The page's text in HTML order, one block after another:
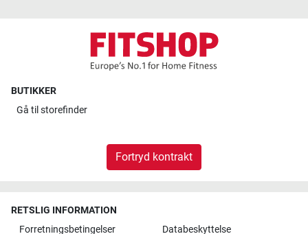
BUTIKKER
Gå til storefinder
Fortryd kontrakt
RETSLIG INFORMATION
Forretningsbetingelser
Databeskyttelse